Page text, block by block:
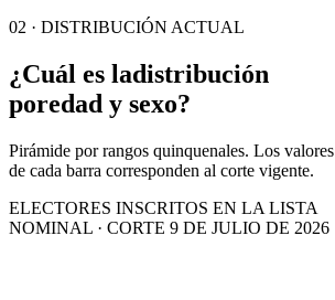
02 · DISTRIBUCIÓN ACTUAL
¿Cuál es ladistribución
poredad y sexo?
Pirámide por rangos quinquenales. Los valores
de cada barra corresponden al corte vigente.
ELECTORES INSCRITOS EN LA LISTA
NOMINAL · CORTE 9 DE JULIO DE 2026